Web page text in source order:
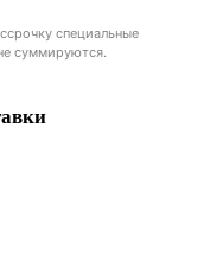
специальные
суммируются.